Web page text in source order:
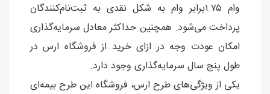
وام ۱.۷۵برابر وام به شکل نقدی به ثبت‌نام‌کنندگان
پرداخت می‌شود. همچنین حداکثر معادل سرمایه‌گذاری
امکان عودت وجه در ازای خرید از فروشگاه ارس در
طول پنج سال سرمایه‌گذاری وجود دارد.
یکی از ویژگی‌های طرح ارس، فروشگاه این طرح بیمه‌ای